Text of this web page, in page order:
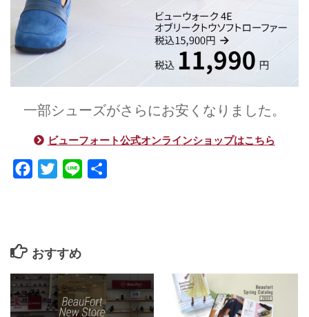
一部シューズがさらにお安くなりました。
ビューフォート公式オンラインショップはこちら
Facebook
TwitterLine
おすすめ